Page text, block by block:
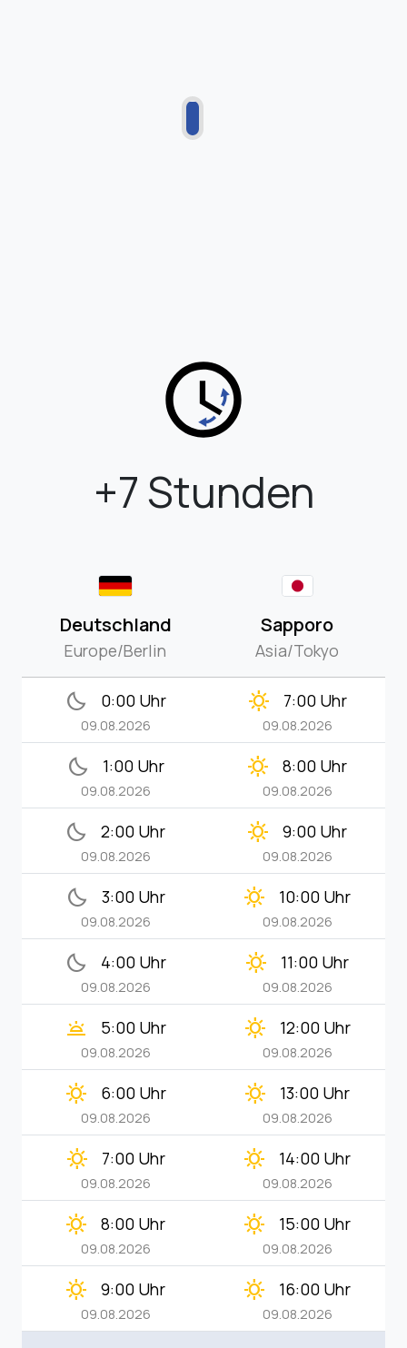
+7 Stunden
Deutschland
Europe/Berlin
Sapporo
Asia/Tokyo
bedtime 0:00 Uhr
09.08.2026
clear_day 7:00 Uhr
09.08.2026
bedtime 1:00 Uhr
09.08.2026
clear_day 8:00 Uhr
09.08.2026
bedtime 2:00 Uhr
09.08.2026
clear_day 9:00 Uhr
09.08.2026
bedtime 3:00 Uhr
09.08.2026
clear_day 10:00 Uhr
09.08.2026
bedtime 4:00 Uhr
09.08.2026
clear_day 11:00 Uhr
09.08.2026
wb_twilight 5:00 Uhr
09.08.2026
clear_day 12:00 Uhr
09.08.2026
clear_day 6:00 Uhr
09.08.2026
clear_day 13:00 Uhr
09.08.2026
clear_day 7:00 Uhr
09.08.2026
clear_day 14:00 Uhr
09.08.2026
clear_day 8:00 Uhr
09.08.2026
clear_day 15:00 Uhr
09.08.2026
clear_day 9:00 Uhr
09.08.2026
clear_day 16:00 Uhr
09.08.2026